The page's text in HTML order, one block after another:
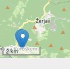
2 km